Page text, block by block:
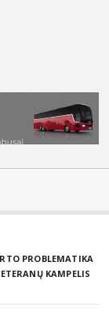
PROBLEMATIKA
KAMPELIS